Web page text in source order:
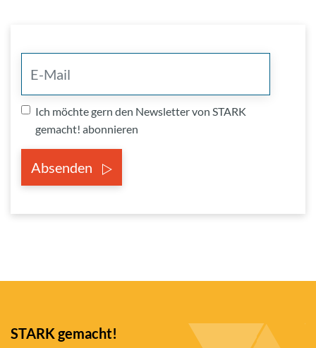
Ich möchte gern den Newsletter von STARK
gemacht! abonnieren
Absenden
STARK gemacht!